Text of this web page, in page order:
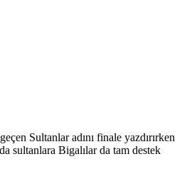
Sultanlar adını finale yazdırırken
sultanlara Bigalılar da tam destek